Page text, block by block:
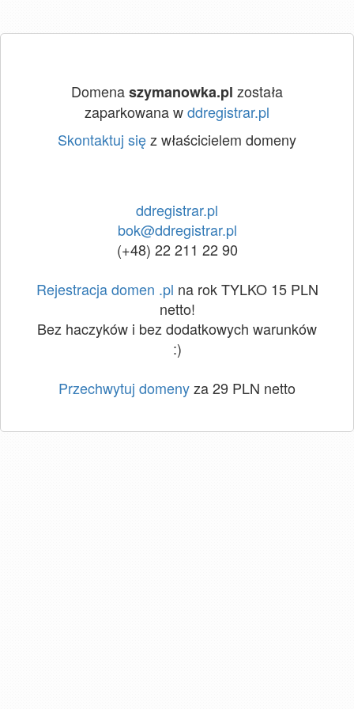
Domenaszymanowka.pl została
zaparkowana wddregistrar.pl
Skontaktuj sięz właścicielem domeny
ddregistrar.pl
bok@ddregistrar.pl
(+48) 22 211 22 90
Rejestracja domen .pl na rok TYLKO 15 PLN
netto!
Bez haczyków i bez dodatkowych warunków
:)
Przechwytuj domenyza 29 PLN netto